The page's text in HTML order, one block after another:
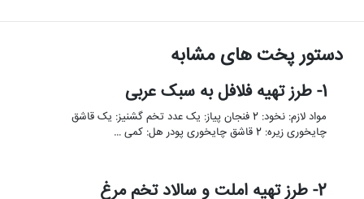
دستور پخت های مشابه
1- طرز تهیه فلافل به سبک عربی
مواد لازم: نخود: 2 فنجان پیاز: یک عدد تخم گشنیز: یک قاشق
چایخوری زیره: 2 قاشق چایخوری پودر هل: کمی …
2- طرز تهیه املت و سالاد تخم مرغ